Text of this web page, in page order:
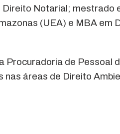
Notarial; mestrado
(UEA) e MBA em
Procuradoria de Pessoal
áreas de Direito